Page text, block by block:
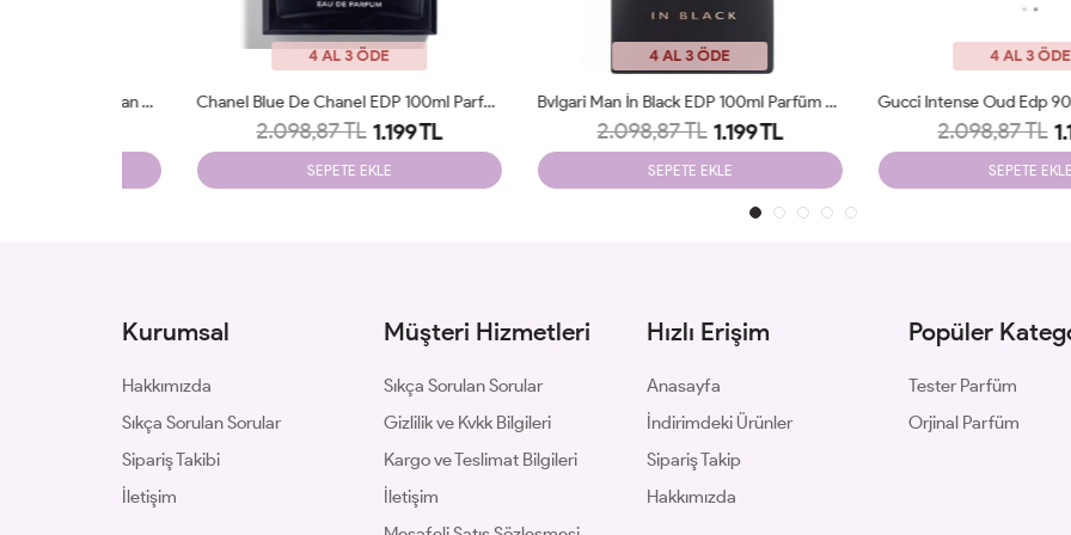
4 AL 3 ÖDE
Chanel Blue De Chanel EDP 100ml Parfüm Man Tester
2.098,87 TL 1.199 TL
SEPETE EKLE
4 AL 3 ÖDE
Bvlgari Man İn Black EDP 100ml Parfüm Man Tester
2.098,87 TL 1.199 TL
SEPETE EKLE
4 AL 3 ÖDE
Gucci Intense Oud Edp 90 ML
2.098,87 TL 1.199 TL
SEPETE EKLE
Kurumsal
Hakkımızda
Sıkça Sorulan Sorular
Sipariş Takibi
İletişim
Müşteri Hizmetleri
Sıkça Sorulan Sorular
Gizlilik ve Kvkk Bilgileri
Kargo ve Teslimat Bilgileri
İletişim
Hızlı Erişim
Anasayfa
İndirimdeki Ürünler
Sipariş Takip
Hakkımızda
Popüler
Tester Parfüm
Orjinal Parfüm